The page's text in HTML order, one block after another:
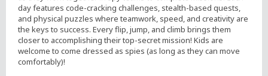
day features code-cracking challenges, stealth-based quests,
and physical puzzles where teamwork, speed, and creativity are
the keys to success. Every flip, jump, and climb brings them
closer to accomplishing their top-secret mission! Kids are
welcome to come dressed as spies (as long as they can move
comfortably)!